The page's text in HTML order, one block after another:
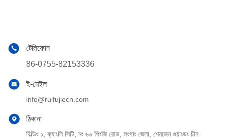
টেলিফোন
86-0755-82153336
ই-মেইল
info@ruifujiecn.com
ঠিকানা
বিল্ডিং ১, ক্যাংলি সিটি, নং ৬৬ পিংজি রোড, লংগাং জেলা, শেনজেন গুয়াংডং চীন